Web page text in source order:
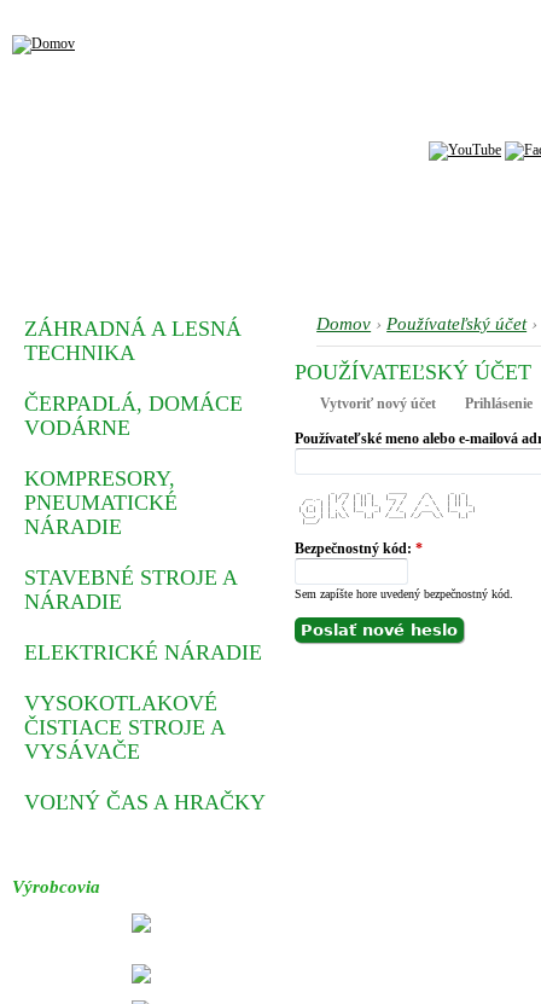
Domov › Používateľský účet›
POUŽÍVATEĽSKÝ ÚČET
Vytvoriť nový účet Prihlásenie
Používateľské meno alebo e-mailová
   __ _  | |/ / | || |   |__  /    / \    | || |
  / _` | | ' /  | || |_    / /    / _ \   | || |_
| (_| | | . \  |__   _|  / /_   / ___ \  |__   _|
  \__, | |_|\_\    |_|   /____| /_/   \_\    |_|
  |___/
Bezpečnostný kód: *
Sem zapíšte hore uvedený bezpečnostný kód.
ZÁHRADNÁ A LESNÁ
TECHNIKA
ČERPADLÁ, DOMÁCE
VODÁRNE
KOMPRESORY,
PNEUMATICKÉ
NÁRADIE
STAVEBNÉ STROJE A
NÁRADIE
ELEKTRICKÉ NÁRADIE
VYSOKOTLAKOVÉ
ČISTIACE STROJE A
VYSÁVAČE
VOĽNÝ ČAS A HRAČKY
Výrobcovia